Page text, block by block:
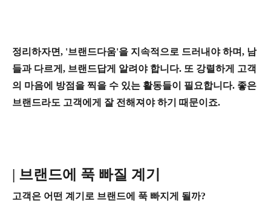
정리하자면, '브랜드다움'을 지속적으로 드러내야 하며, 남
들과 다르게, 브랜드답게 알려야 합니다. 또 강렬하게 고객
의 마음에 방점을 찍을 수 있는 활동들이 필요합니다. 좋은
브랜드라도 고객에게 잘 전해져야 하기 때문이죠.
| 브랜드에 푹 빠질 계기
고객은 어떤 계기로 브랜드에 푹 빠지게 될까?